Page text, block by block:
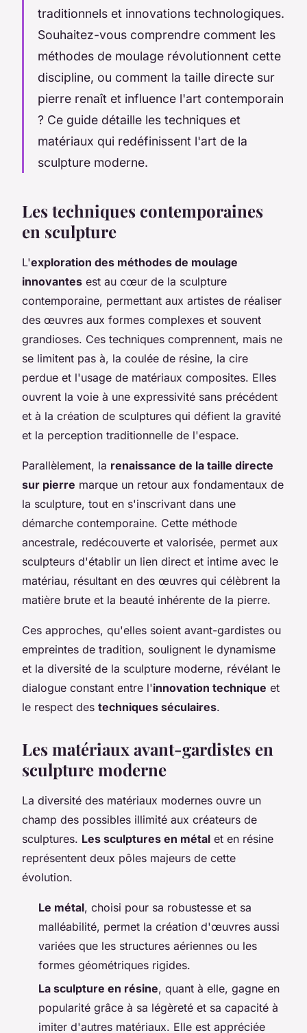
traditionnels et innovations technologiques.
Souhaitez-vous comprendre comment les
méthodes de moulage révolutionnent cette
discipline, ou comment la taille directe sur
pierre renaît et influence l'art contemporain
? Ce guide détaille les techniques et
matériaux qui redéfinissent l'art de la
sculpture moderne.
Les techniques contemporaines
en sculpture
L'exploration des méthodes de moulage
innovantes est au cœur de la sculpture
contemporaine, permettant aux artistes de réaliser
des œuvres aux formes complexes et souvent
grandioses. Ces techniques comprennent, mais ne
se limitent pas à, la coulée de résine, la cire
perdue et l'usage de matériaux composites. Elles
ouvrent la voie à une expressivité sans précédent
et à la création de sculptures qui défient la gravité
et la perception traditionnelle de l'espace.
Parallèlement, la renaissance de la taille directe
sur pierre marque un retour aux fondamentaux de
la sculpture, tout en s'inscrivant dans une
démarche contemporaine. Cette méthode
ancestrale, redécouverte et valorisée, permet aux
sculpteurs d'établir un lien direct et intime avec le
matériau, résultant en des œuvres qui célèbrent la
matière brute et la beauté inhérente de la pierre.
Ces approches, qu'elles soient avant-gardistes ou
empreintes de tradition, soulignent le dynamisme
et la diversité de la sculpture moderne, révélant le
dialogue constant entre l'innovation technique et
le respect des techniques séculaires.
Les matériaux avant-gardistes en
sculpture moderne
La diversité des matériaux modernes ouvre un
champ des possibles illimité aux créateurs de
sculptures. Les sculptures en métal et en résine
représentent deux pôles majeurs de cette
évolution.
Le métal, choisi pour sa robustesse et sa
malléabilité, permet la création d'œuvres aussi
variées que les structures aériennes ou les
formes géométriques rigides.
La sculpture en résine, quant à elle, gagne en
popularité grâce à sa légèreté et sa capacité à
imiter d'autres matériaux. Elle est appréciée